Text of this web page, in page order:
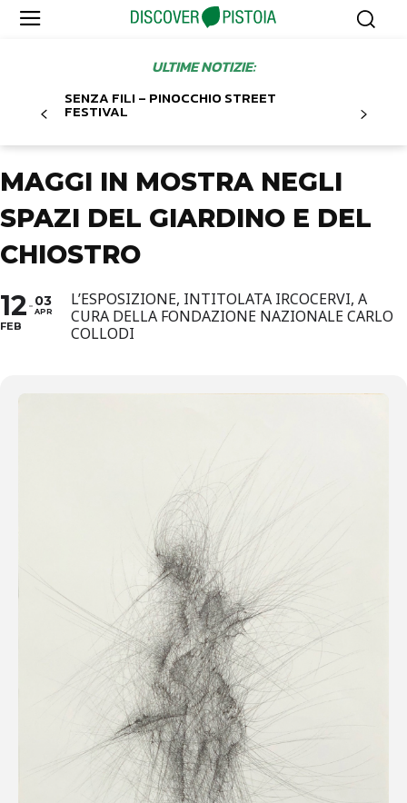
ULTIME NOTIZIE:
SENZA FILI – PINOCCHIO STREET
FESTIVAL
MAGGI IN MOSTRA NEGLI
SPAZI DEL GIARDINO E DEL
CHIOSTRO
12
FEB
03
APR
L’ESPOSIZIONE, INTITOLATA IRCOCERVI, A
CURA DELLA FONDAZIONE NAZIONALE CARLO
COLLODI